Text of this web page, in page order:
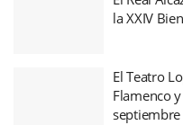
la XXIV
El Teatro
Flamenco